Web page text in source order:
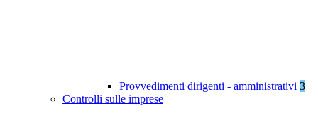
Provvedimenti dirigenti - amministrativi 3
Controlli sulle imprese